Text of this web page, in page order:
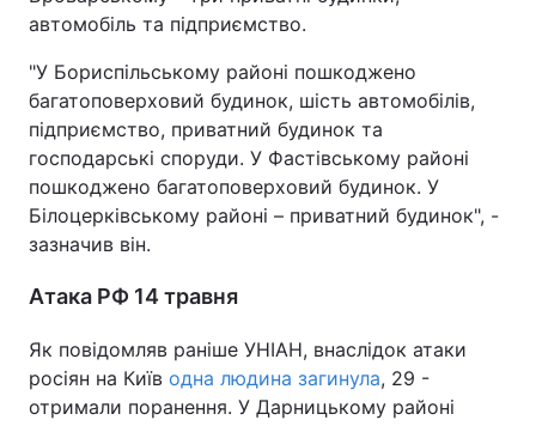
автомобіль та підприємство.
"У Бориспільському районі пошкоджено
багатоповерховий будинок, шість автомобілів,
підприємство, приватний будинок та
господарські споруди. У Фастівському районі
пошкоджено багатоповерховий будинок. У
Білоцерківському районі – приватний будинок", -
зазначив він.
Атака РФ 14 травня
Як повідомляв раніше УНІАН, внаслідок атаки
росіян на Київ одна людина загинула, 29 -
отримали поранення. У Дарницькому районі